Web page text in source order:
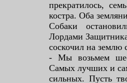
прекратилось,
костра. Оба
Собаки
Лордами
соскочил на землю
- Мы возьмем
Самых лучших и
сильных. Пусть